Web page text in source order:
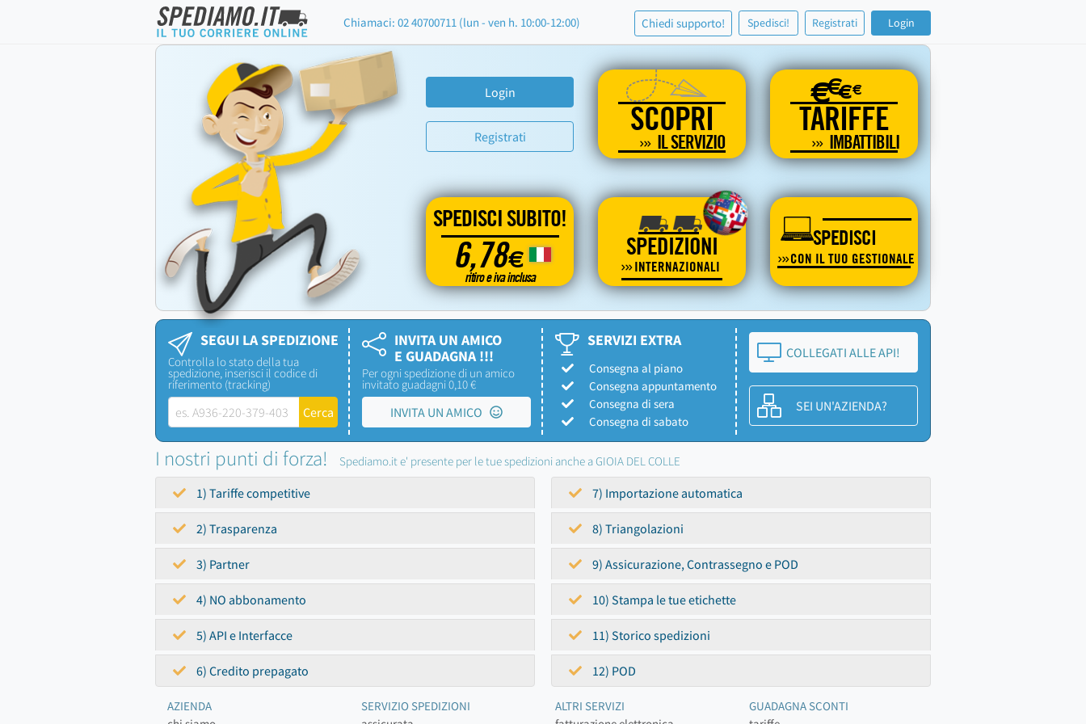
Chiamaci: 02 40700711 (lun - ven h. 10:00-12:00) Chiedi supporto! Spedisci! Registrati Login
Login
Registrati SCOPRI
IL SERVIZIO
€€€€
TARIFFE
IMBATTIBILI
SPEDISCI SUBITO!
6,78€
ritiro e iva inclusa
SPEDIZIONI
INTERNAZIONALI
SPEDISCI
CON IL TUO GESTIONALE
SEGUI LA SPEDIZIONE
Controlla lo stato della tua
spedizione, inserisci il codice di
riferimento (tracking)
INVITA UN AMICO
E GUADAGNA !!!
Per ogni spedizione di un amico
invitato guadagni 0,10 €
INVITA UN AMICO
SERVIZI EXTRA
Consegna al piano
Consegna appuntamento
Consegna di sera
Consegna di sabato
COLLEGATI ALLE API!
SEI UN'AZIENDA?
I nostri punti di forza! Spediamo.it e' presente per le tue spedizioni anche a GIOIA DEL COLLE
1) Tariffe competitive
2) Trasparenza
3) Partner
4) NO abbonamento
5) API e Interfacce
6) Credito prepagato
7) Importazione automatica
8) Triangolazioni
9) Assicurazione, Contrassegno e POD
10) Stampa le tue etichette
11) Storico spedizioni
12) POD
AZIENDA
SERVIZIO SPEDIZIONI
ALTRI SERVIZI
GUADAGNA SCONTI